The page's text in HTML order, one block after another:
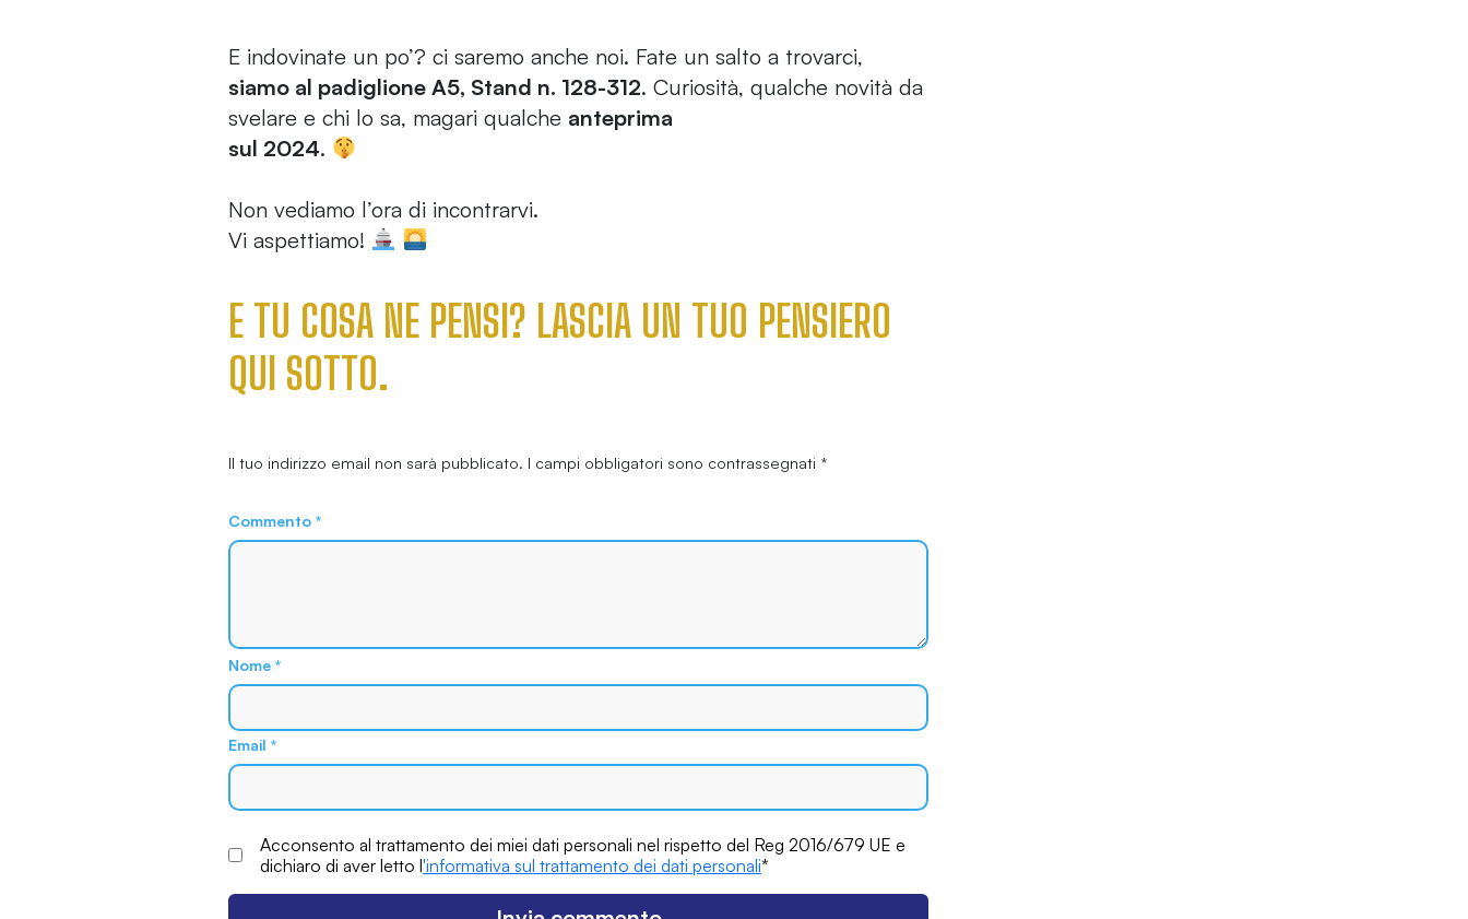
E indovinate un po’? ci saremo anche noi. Fate un salto a trovarci,
siamo al padiglione A5, Stand n. 128-312. Curiosità, qualche novità da
svelare e chi lo sa, magari qualche anteprima
sul 2024.
Non vediamo l’ora di incontrarvi.
Vi aspettiamo!
E TU COSA NE PENSI? LASCIA UN TUO PENSIERO
QUI SOTTO.
Il tuo indirizzo email non sarà pubblicato. I campi obbligatori sono contrassegnati *
Commento *
Nome *
Email *
Acconsento al trattamento dei miei dati personali nel rispetto del Reg 2016/679 UE e
dichiaro di aver letto l'informativa sul trattamento dei dati personali*